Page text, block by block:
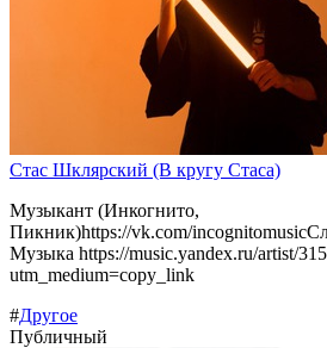
Стас Шклярский (В кругу Стаса)
Музыкант (Инкогнито,
Пикник)https://vk.com/
Музыка https://music.yandex.ru/artist/
utm_medium=copy_link
#Другое
Публичный